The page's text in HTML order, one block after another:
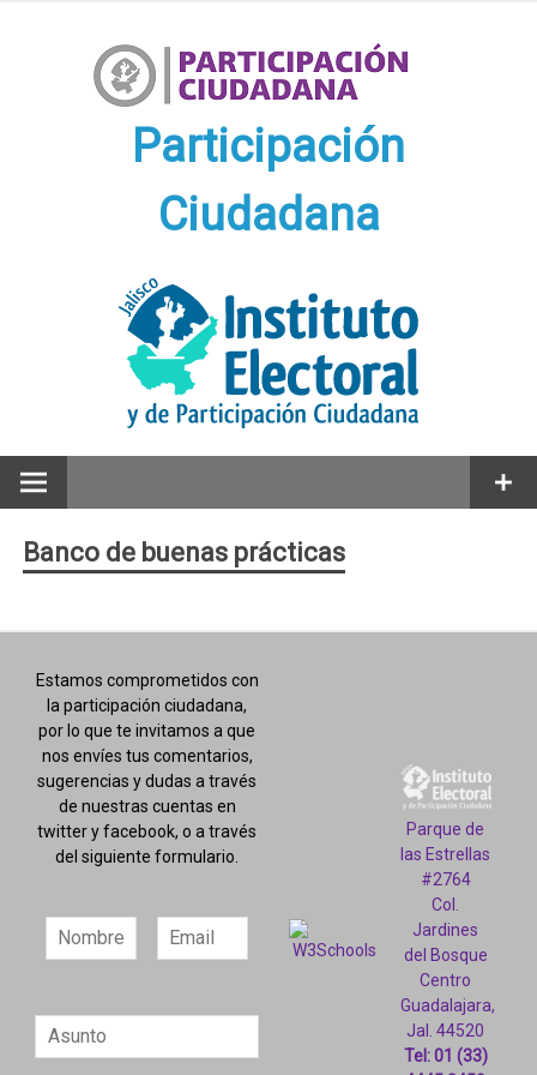
Participación
Ciudadana
Banco de buenas prácticas
Estamos comprometidos con
la participación ciudadana,
por lo que te invitamos a que
nos envíes tus comentarios,
sugerencias y dudas a través
de nuestras cuentas en
twitter y facebook, o a través
del siguiente formulario.
Parque de
las Estrellas
#2764
Col.
Jardines
del Bosque
Centro
Guadalajara,
Jal. 44520
Tel: 01 (33)